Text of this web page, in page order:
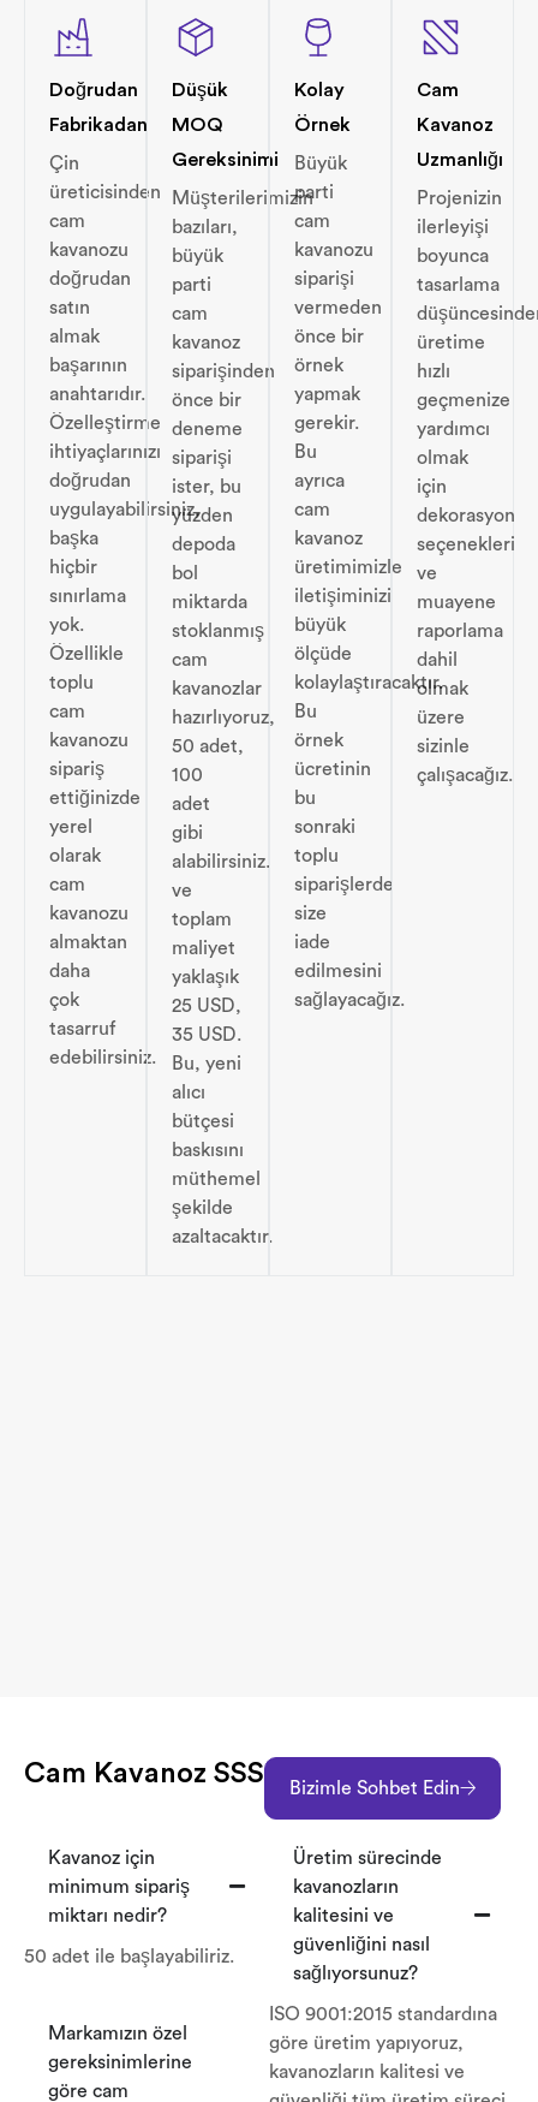
Doğrudan
Fabrikadan
Çin
üreticisinden
cam
kavanozu
doğrudan
satın
almak
başarının
anahtarıdır.
Özelleştirme
ihtiyaçlarınızı
doğrudan
uygulayabilirsiniz,
başka
hiçbir
sınırlama
yok.
Özellikle
toplu
cam
kavanozu
sipariş
ettiğinizde
yerel
olarak
cam
kavanozu
almaktan
daha
çok
tasarruf
edebilirsiniz.
Düşük
MOQ
Gereksinimi
Müşterilerimizin
bazıları,
büyük
parti
cam
kavanoz
siparişinden
önce bir
deneme
siparişi
ister, bu
yüzden
depoda
bol
miktarda
stoklanmış
cam
kavanozlar
hazırlıyoruz,
50 adet,
100
adet
gibi
alabilirsiniz.
ve
toplam
maliyet
yaklaşık
25 USD,
35 USD.
Bu, yeni
alıcı
bütçesi
baskısını
müthemel
şekilde
azaltacaktır.
Kolay
Örnek
Büyük
parti
cam
kavanozu
siparişi
vermeden
önce bir
örnek
yapmak
gerekir.
Bu
ayrıca
cam
kavanoz
üretimimizle
iletişiminizi
büyük
ölçüde
kolaylaştıracaktır.
Bu
örnek
ücretinin
bu
sonraki
toplu
siparişlerde
size
iade
edilmesini
sağlayacağız.
Cam
Kavanoz
Uzmanlığı
Projenizin
ilerleyişi
boyunca
tasarlama
üretime
hızlı
geçmenize
yardımcı
olmak
için
dekorasyon
seçenekleri
ve
muayene
raporlama
dahil
olmak
üzere
sizinle
çalışacağız.
Cam Kavanoz SSS Bizimle Sohbet Edin
Kavanoz için
minimum sipariş
miktarı nedir?
50 adet ile başlayabiliriz.
Markamızın özel
gereksinimlerine
göre cam
Üretim sürecinde
kavanozların
kalitesini ve
güvenliğini nasıl
sağlıyorsunuz?
ISO 9001:2015 standardına
göre üretim yapıyoruz,
kavanozların kalitesi ve